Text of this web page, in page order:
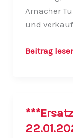
Arnacher
und
Skibasar
November
2023
Beitrag